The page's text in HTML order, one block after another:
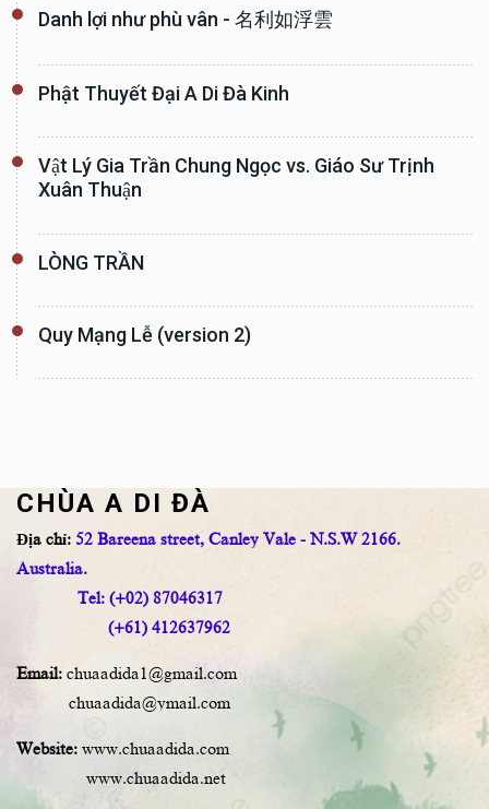
Danh lợi như phù vân - 名利如浮雲
Phật Thuyết Đại A Di Đà Kinh
Vật Lý Gia Trần Chung Ngọc vs. Giáo Sư Trịnh
Xuân Thuận
LÒNG TRẦN
Quy Mạng Lễ (version 2)
CHÙA A DI ĐÀ
Địa chỉ: 52 Bareena street, Canley Vale - N.S.W 2166.
Australia.
Tel: (+02) 87046317
(+61) 412637962
Email: chuaadida1@gmail.com
chuaadida@ymail.com
Website: www.chuaadida.com
www.chuaadida.net